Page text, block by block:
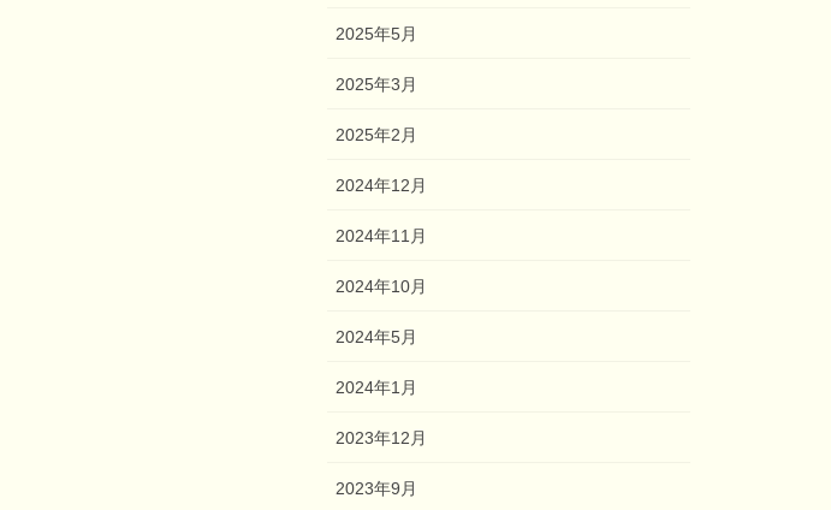
2025年5月
2025年3月
2025年2月
2024年12月
2024年11月
2024年10月
2024年5月
2024年1月
2023年12月
2023年9月